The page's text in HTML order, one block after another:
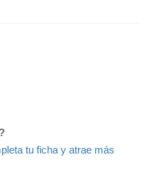
tu ficha y atrae más